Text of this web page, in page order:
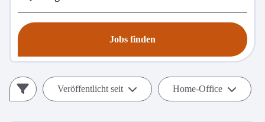
Jobs finden
Veröffentlicht seit Home-Office